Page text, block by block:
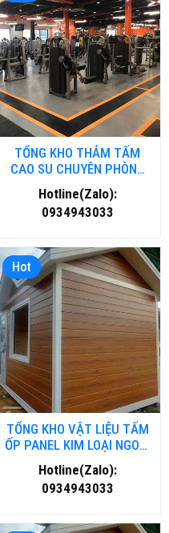
TỔNG KHO THẢM TẤM
CAO SU CHUYÊN PHÒNG
GYM- FITNESS TẠI HÀ NỘI
Hotline(Zalo):
0934943033
Hot
TỔNG KHO VẬT LIỆU TẤM
ỐP PANEL KIM LOẠI NGOÀI
TRỜI TẠI NGHỆ AN
Hotline(Zalo):
0934943033